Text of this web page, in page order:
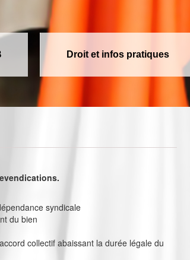
Droit et infos pratiques
syndicale
du bien
collectif abaissant la durée légale du